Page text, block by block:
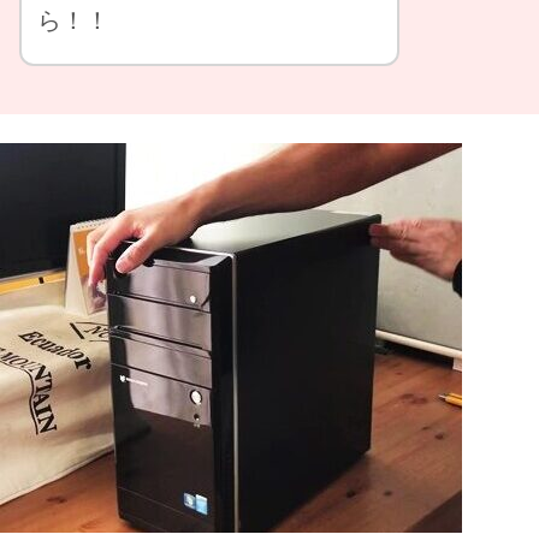
ら！！